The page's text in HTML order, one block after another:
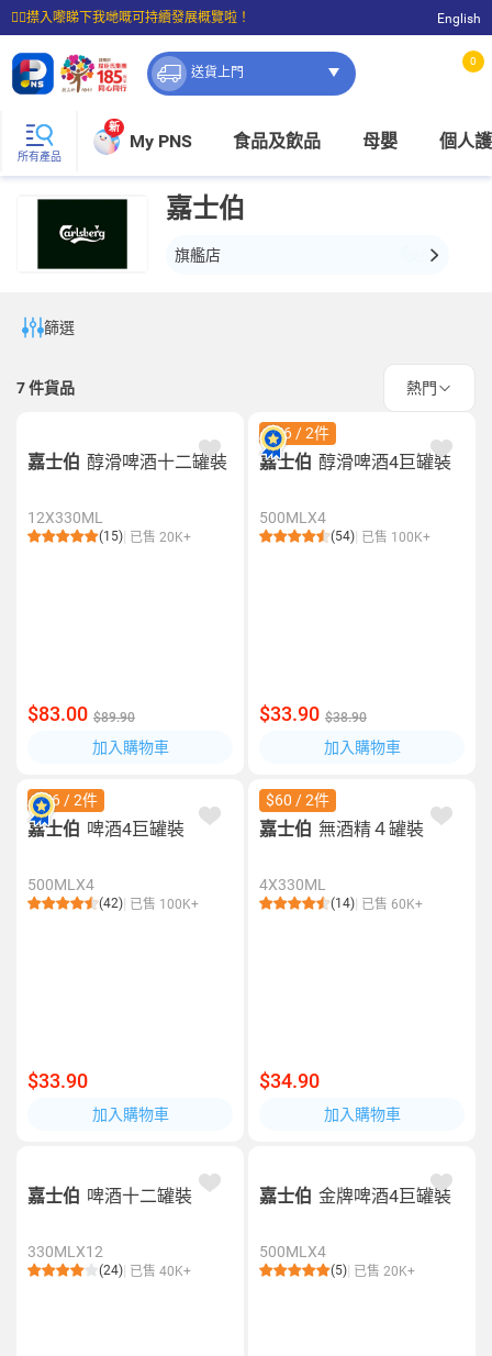
☝🏼㩒入嚟睇下我哋嘅可持續發展概覽啦！
⭐購物滿$399即享免費送貨；滿$100即可免費店取。
English
送貨上門
0
所有產品
新
My PNS 食品及飲品 母嬰 個人
嘉士伯
旗艦店
篩選
7件貨品 熱門
嘉士伯 醇滑啤酒十二罐裝
12X330ML
(15) 已售 20K+
$83.00 $89.90
加入購物車
$56 / 2件
嘉士伯 醇滑啤酒4巨罐裝
500MLX4
(54) 已售 100K+
$33.90 $38.90
加入購物車
$56 / 2件
嘉士伯 啤酒4巨罐裝
500MLX4
(42) 已售 100K+
$33.90
加入購物車
$60 / 2件
嘉士伯 無酒精４罐裝
4X330ML
(14) 已售 60K+
$34.90
加入購物車
嘉士伯 啤酒十二罐裝
330MLX12
(24) 已售 40K+
嘉士伯 金牌啤酒4巨罐裝
500MLX4
(5) 已售 20K+